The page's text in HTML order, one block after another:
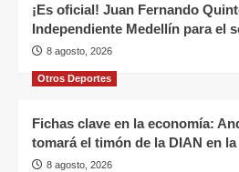
¡Es oficial! Juan Fernando
Independiente Medellín para el
8 agosto, 2026
Otros Deportes
Fichas clave en la economía:
tomará el timón de la DIAN en
8 agosto, 2026